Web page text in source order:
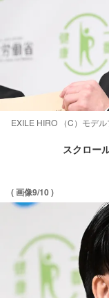
EXILE HIRO （C）モデル
スクロー
( 画像9/10 )